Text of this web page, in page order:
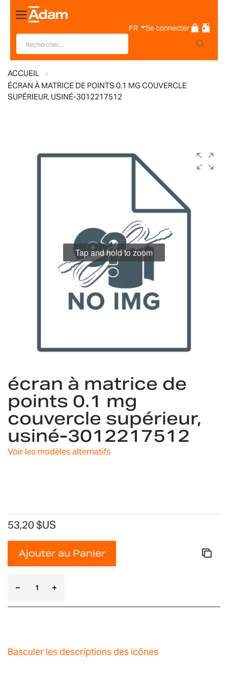
Basculer
la
navigation
FR Se connecter
ACCUEIL
ÉCRAN À MATRICE DE POINTS 0.1 MG COUVERCLE
SUPÉRIEUR, USINÉ-3012217512
Tap and hold to zoom
to
the
beginning
of
the
images
gallery
écran à matrice de
points 0.1 mg
couvercle supérieur,
usiné-3012217512
Voir les modèles alternatifs
53,20 $US
Ajouter au Panier
Basculer les descriptions des icônes